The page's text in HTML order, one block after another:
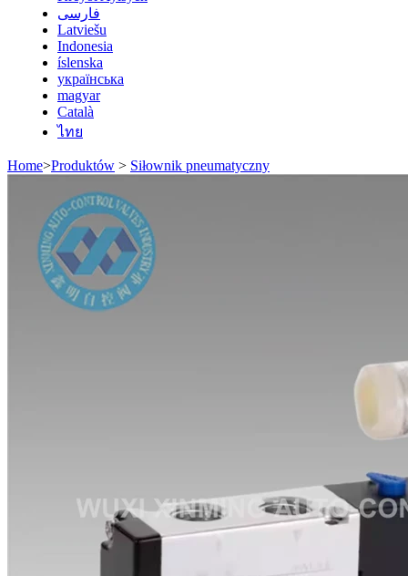
فارسی
Latviešu
Indonesia
íslenska
українська
magyar
Català
ไทย
Home>Produktów > Siłownik pneumatyczny